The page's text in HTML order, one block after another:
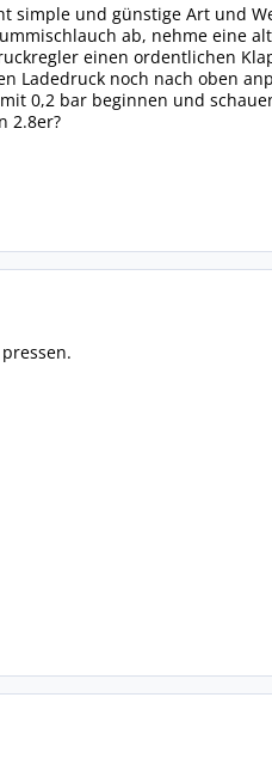
simple und günstige Art und
ab, nehme eine
einen ordentlichen
Ladedruck noch nach oben
0,2 bar beginnen und
2.8er?